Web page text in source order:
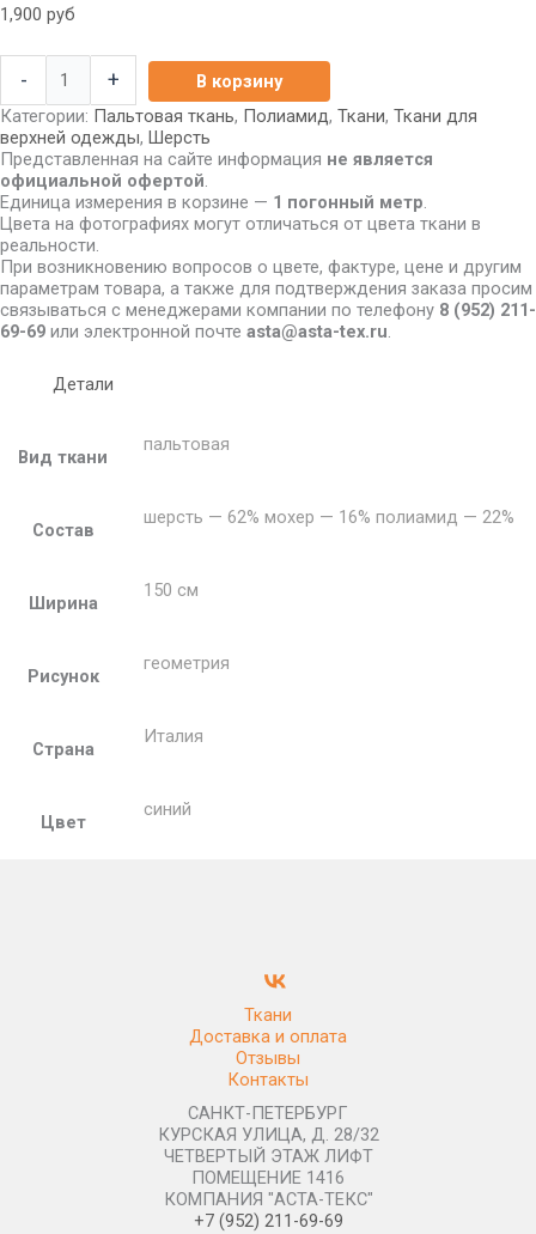
1,900 руб
- +
В корзину
Категории: Пальтовая ткань, Полиамид, Ткани, Ткани для
верхней одежды, Шерсть
Представленная на сайте информация не является
официальной офертой.
Единица измерения в корзине — 1 погонный метр.
Цвета на фотографиях могут отличаться от цвета ткани в
реальности.
При возникновению вопросов о цвете, фактуре, цене и другим
параметрам товара, а также для подтверждения заказа просим
связываться с менеджерами компании по телефону 8 (952) 211-
69-69 или электронной почте asta@asta-tex.ru.
Детали
Вид ткани
пальтовая
Состав
шерсть — 62% мохер — 16% полиамид — 22%
Ширина
150 см
Рисунок
геометрия
Страна
Италия
Цвет
синий
Ткани
Доставка и оплата
Отзывы
Контакты
САНКТ-ПЕТЕРБУРГ
КУРСКАЯ УЛИЦА, Д. 28/32
ЧЕТВЕРТЫЙ ЭТАЖ ЛИФТ
ПОМЕЩЕНИЕ 1416
КОМПАНИЯ "АСТА-ТЕКС"
+7 (952) 211-69-69